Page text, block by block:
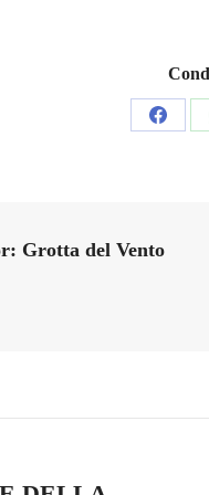
Share
Grotta del Vento